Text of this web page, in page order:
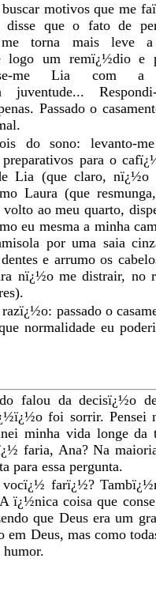
motivos que me
que o fato de
me torna mais leve a
logo um remï¿½dio e
me Lia com a
juventude...
Passado o
do sono: levanto-
para o
Lia (que claro,
Laura (que
ao meu quarto,
eu mesma a minha
por uma saia
e arrumo os
nï¿½o me distrair, no
passado o
normalidade eu
falou da decisï¿½o
foi sorrir. Pensei
minha vida longe da
faria, Ana? Na
para essa pergunta.
vocï¿½ farï¿½?
ï¿½nica coisa que
que Deus era um
em Deus, mas como